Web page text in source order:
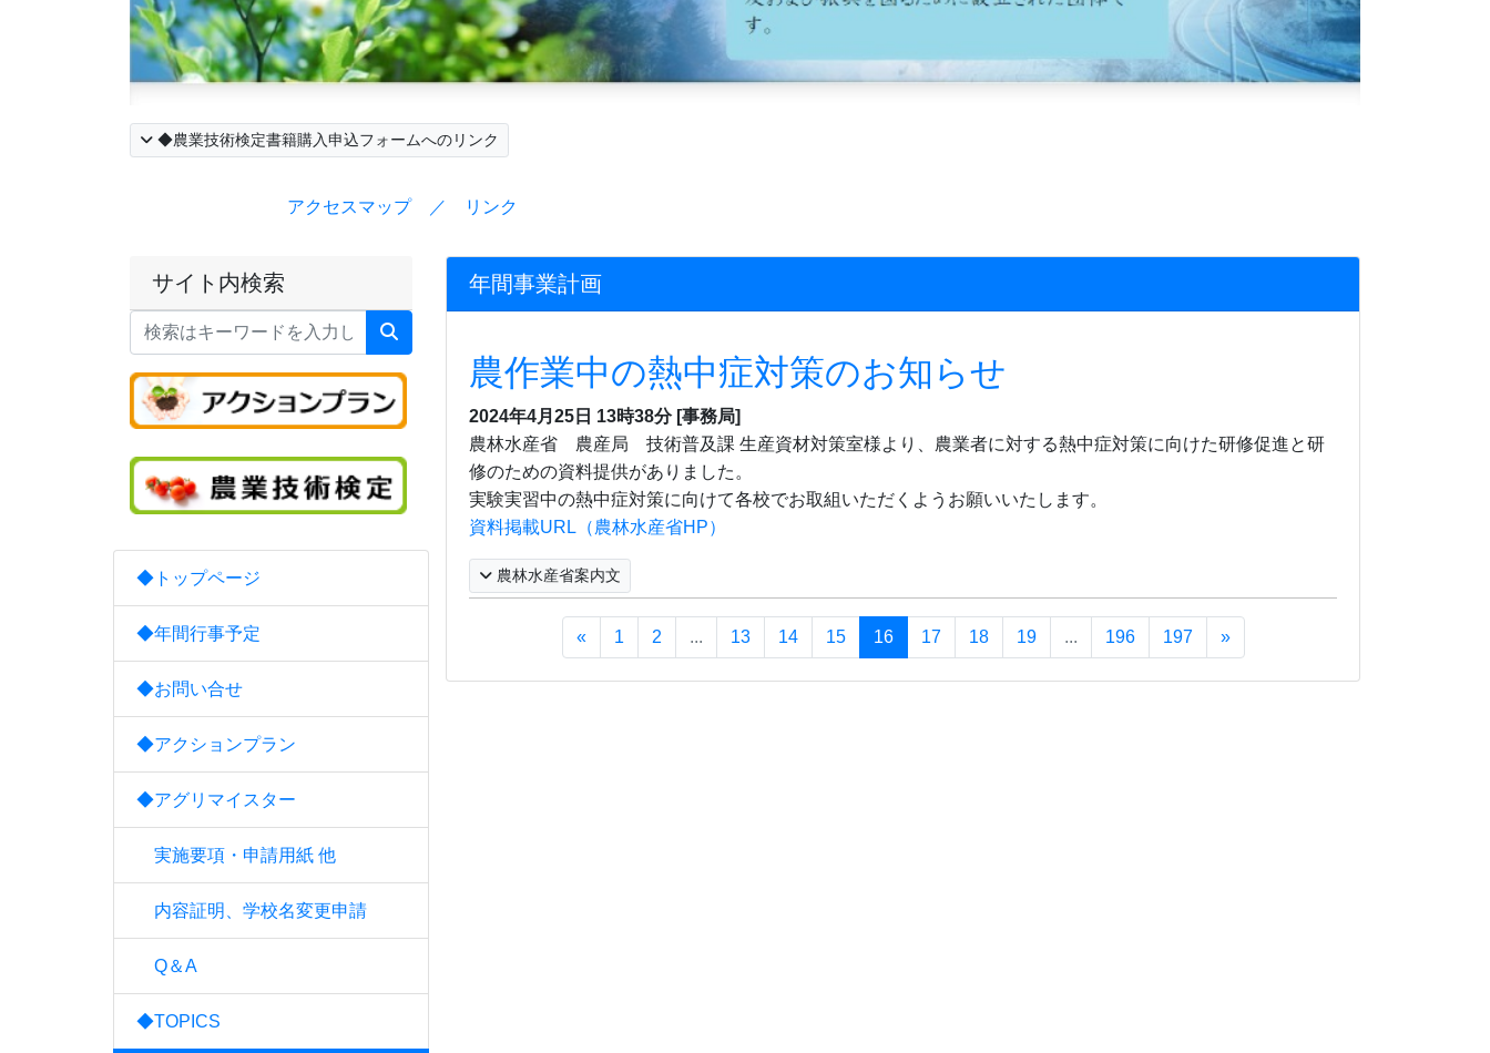
◆農業技術検定書籍購入申込フォームへのリンク
アクセスマップ ／ リンク
サイト内検索
◆トップページ
◆年間行事予定
◆お問い合せ
◆アクションプラン
◆アグリマイスター
実施要項・申請用紙 他
内容証明、学校名変更申請
Q＆A
◆TOPICS
年間事業計画
農作業中の熱中症対策のお知らせ
2024年4月25日 13時38分 [事務局]
農林水産省 農産局 技術普及課 生産資材対策室様より、農業者に対する熱中症対策に向けた研修促進と研
修のための資料提供がありました。
実験実習中の熱中症対策に向けて各校でお取組いただくようお願いいたします。
資料掲載URL（農林水産省HP）
農林水産省案内文
« 1 2 ... 13 14 15 16 17 18 19 ... 196 197 »